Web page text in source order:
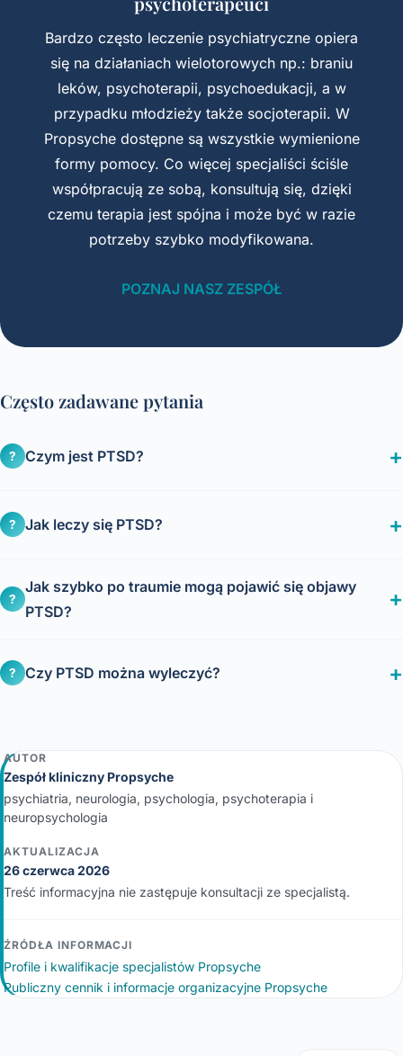
Bardzo często leczenie psychiatryczne opiera
się na działaniach wielotorowych np.: braniu
leków, psychoterapii, psychoedukacji, a w
przypadku młodzieży także socjoterapii. W
Propsyche dostępne są wszystkie wymienione
formy pomocy. Co więcej specjaliści ściśle
współpracują ze sobą, konsultują się, dzięki
czemu terapia jest spójna i może być w razie
potrzeby szybko modyfikowana.
POZNAJ NASZ ZESPÓŁ
Często zadawane pytania
? Czym jest PTSD?
? Jak leczy się PTSD?
?
Jak szybko po traumie mogą pojawić się objawy
PTSD?
? Czy PTSD można wyleczyć?
AUTOR
Zespół kliniczny Propsyche
psychiatria, neurologia, psychologia, psychoterapia i
neuropsychologia
AKTUALIZACJA
26 czerwca 2026
Treść informacyjna nie zastępuje konsultacji ze specjalistą.
ŹRÓDŁA INFORMACJI
Profile i kwalifikacje specjalistów Propsyche
Publiczny cennik i informacje organizacyjne Propsyche